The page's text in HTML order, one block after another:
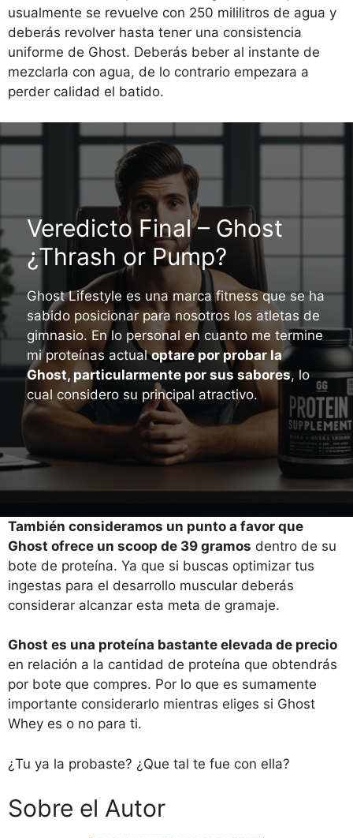
usualmente se revuelve con 250 mililitros de agua y
deberás revolver hasta tener una consistencia
uniforme de Ghost. Deberás beber al instante de
mezclarla con agua, de lo contrario empezara a
perder calidad el batido.
Veredicto Final – Ghost
¿Thrash or Pump?
Ghost Lifestyle es una marca fitness que se ha
sabido posicionar para nosotros los atletas de
gimnasio. En lo personal en cuanto me termine
mi proteínas actualoptare por probar la
Ghost, particularmente por sus sabores, lo
cual considero su principal atractivo.
También consideramos un punto a favor que
Ghost ofrece un scoop de 39 gramos dentro de su
bote de proteína. Ya que si buscas optimizar tus
ingestas para el desarrollo muscular deberás
considerar alcanzar esta meta de gramaje.
Ghost es una proteína bastante elevada de precio
en relación a la cantidad de proteína que obtendrás
por bote que compres. Por lo que es sumamente
importante considerarlo mientras eliges si Ghost
Whey es o no para ti.
¿Tu ya la probaste? ¿Que tal te fue con ella?
Sobre el Autor